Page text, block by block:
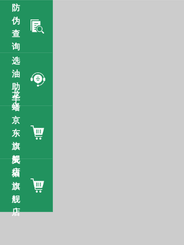
防
伪
查
询
选
油
助
手
龙
蟠
京
东
旗
舰
店
天
猫
旗
舰
店